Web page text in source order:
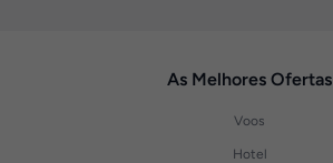
As Melhores Ofertas
Voos
Hotel